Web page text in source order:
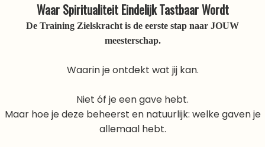
Waar Spiritualiteit Eindelijk Tastbaar Wordt
De Training Zielskracht is de eerste stap naar JOUW
meesterschap.
Waarin je ontdekt wat jij kan.
Niet óf je een gave hebt.
Maar hoe je deze beheerst en natuurlijk: welke gaven je
allemaal hebt.